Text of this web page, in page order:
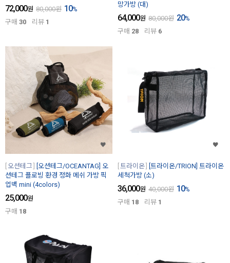
72,000원 80,000원 10%
구매 30 리뷰 1
망가방 (대)
64,000원 80,000원 20%
구매 28 리뷰 6
오션테그
[오션테그/OCEANTAG] 오
션테그 플로빙 환경 정화 메쉬 가방 픽
업백 mini (4colors)
25,000원
구매 18
트라이온
[트라이온/TRION] 트라이온
세척가방 (소)
36,000원 40,000원 10%
구매 18 리뷰 1